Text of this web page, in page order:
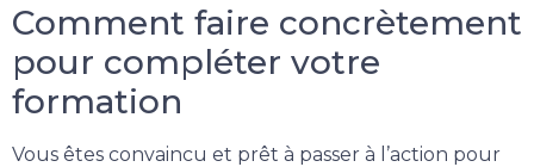
Comment faire concrètement
pour compléter votre
formation
Vous êtes convaincu et prêt à passer à l’action pour